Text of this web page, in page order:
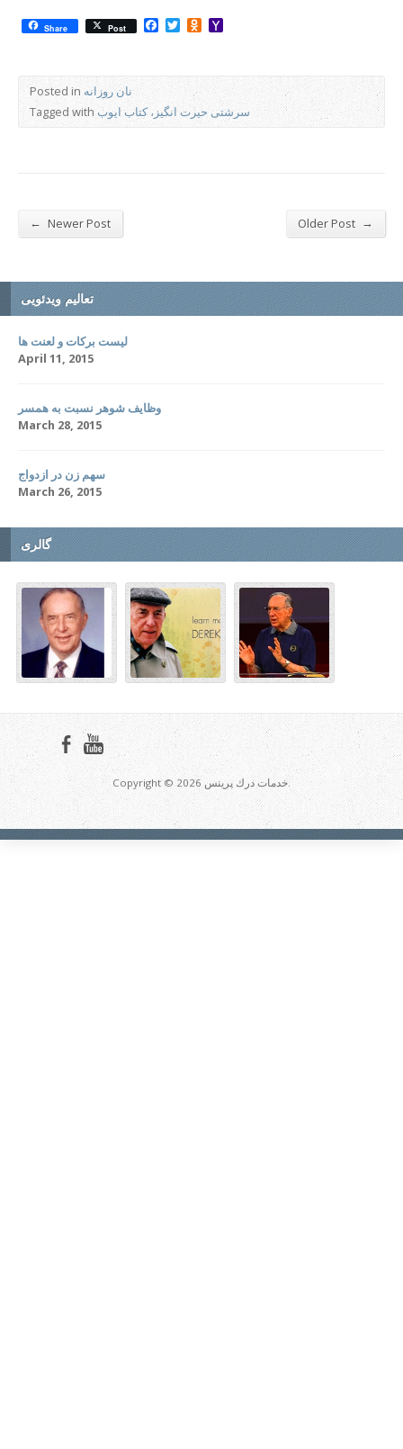
Share Post Facebook
TwitterOdnoklassniki
Posted in نان روزانه
Tagged withسرشتی حیرت انگیز، کتاب ایوب
← Newer Post Older Post →
تعالیم ویدئویی
لیست برکات و لعنت ها
April 11, 2015
وظایف شوهر نسبت به همسر
March 28, 2015
سهم زن در ازدواج
March 26, 2015
گالری
Copyright © 2026 خدمات درك پرينس.